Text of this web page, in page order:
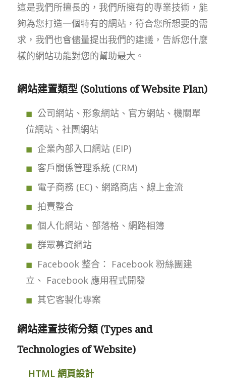
這是我們所擅長的，我們所擁有的專業技術，能
夠為您打造一個特有的網站，符合您所想要的需
求，我們也會儘量提出我們的建議，告訴您什麼
樣的網站功能對您的幫助最大。
網站建置類型 (Solutions of Website Plan)
公司網站、形象網站、官方網站、機關單
位網站、社團網站
企業內部入口網站 (EIP)
客戶關係管理系統 (CRM)
電子商務 (EC)、網路商店、線上金流
拍賣整合
個人化網站、部落格、網路相簿
群眾募資網站
Facebook 整合： Facebook 粉絲團建
立、 Facebook 應用程式開發
其它客製化專案
網站建置技術分類 (Types and
Technologies of Website)
HTML 網頁設計